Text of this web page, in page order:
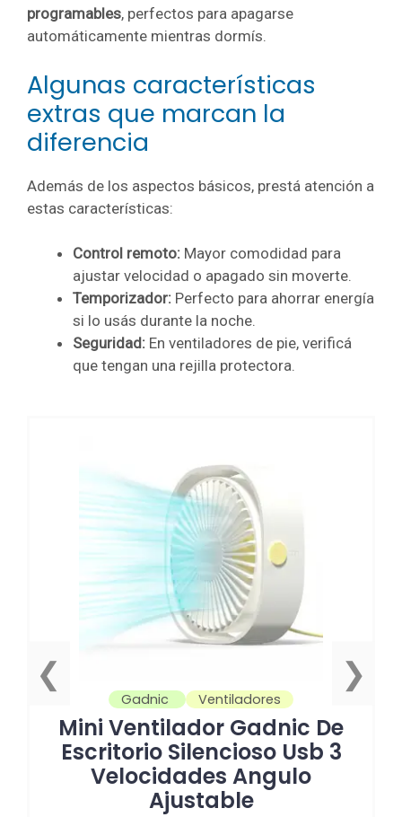
programables, perfectos para apagarse
automáticamente mientras dormís.
Algunas características
extras que marcan la
diferencia
Además de los aspectos básicos, prestá atención a
estas características:
Control remoto: Mayor comodidad para
ajustar velocidad o apagado sin moverte.
Temporizador: Perfecto para ahorrar energía
si lo usás durante la noche.
Seguridad: En ventiladores de pie, verificá
que tengan una rejilla protectora.
Gadnic Ventiladores
Mini Ventilador Gadnic De
Escritorio Silencioso Usb 3
Velocidades Angulo
Ajustable
❮ ❯